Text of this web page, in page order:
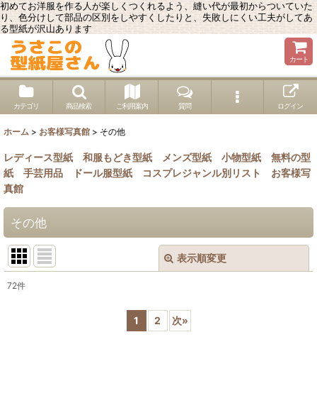
初めてお洋服を作る人が楽しくつくれるよう、縫い代が最初からついていた
り、色分けして部品の区別をしやすくしたりと、失敗しにくい工夫がしてあ
る型紙が沢山あります
カート
カテゴリ 商品検索 ご利用案内 質問 ログイン
ホーム > お客様写真館 > その他
レディース型紙 和服もどき型紙 メンズ型紙 小物型紙
無料の型
紙
手芸用品 ドール服型紙 コスプレジャンル別リスト
お客様写
真館
その他
表示順変更
72件
1 2 次»